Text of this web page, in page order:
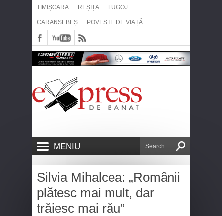
TIMIȘOARA REȘIȚA LUGOJ
CARANSEBEȘ POVESTE DE VIAȚĂ
MENIU
Silvia Mihalcea: „Românii
plătesc mai mult, dar
trăiesc mai rău”